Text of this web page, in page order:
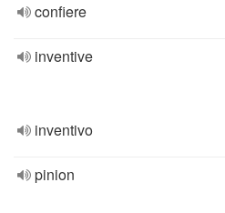
confiere
inventive
inventivo
pinion